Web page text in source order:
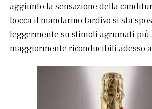
aggiunto la sensazione della
bocca il mandarino tardivo si sta
leggermente su stimoli agrumati più
maggiormente riconducibili adesso